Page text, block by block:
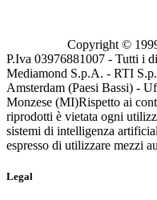
Copyright ©
P.Iva 03976881007 - Tutti i
Mediamond S.p.A. - RTI
Amsterdam (Paesi Bassi) -
Monzese (MI)Rispetto ai
riprodotti è vietata ogni
sistemi di intelligenza
espresso di utilizzare mezzi
Legal